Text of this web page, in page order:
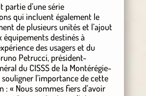
partie d’une série
qui incluent également le
de plusieurs unités et l’ajout
équipements destinés à
des usagers et du
Petrucci, président-
du CISSS de la Montérégie-
souligner l’importance de cette
: « Nous sommes fiers d’avoir